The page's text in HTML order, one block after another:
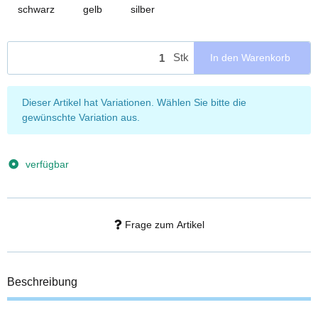
schwarz gelb silber
Stk In den Warenkorb
x
Dieser Artikel hat Variationen. Wählen Sie bitte die
gewünschte Variation aus.
verfügbar
Frage zum Artikel
Beschreibung